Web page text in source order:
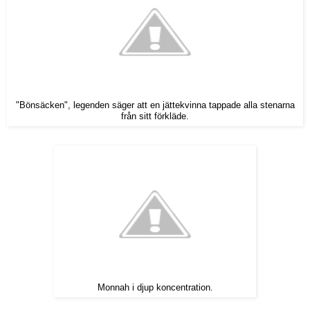
"Bönsäcken", legenden säger att en jättekvinna tappade alla stenarna
från sitt förkläde.
Monnah i djup koncentration.